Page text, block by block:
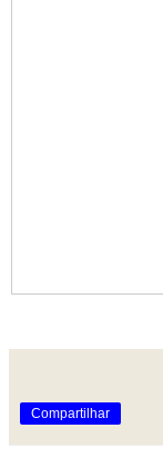
Compartilhar